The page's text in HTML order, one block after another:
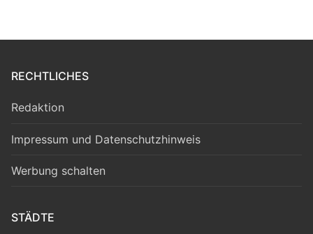
RECHTLICHES
Redaktion
Impressum und Datenschutzhinweis
Werbung schalten
STÄDTE